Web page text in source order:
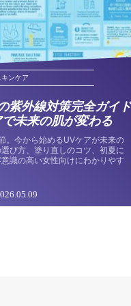
キンケア
紫外線対策完全ガイ
で未来の肌が変わる
。今から始めるUVケアが未来の
び方、塗り直しのコツ、初夏に
識の高い女性向けにわかりやす